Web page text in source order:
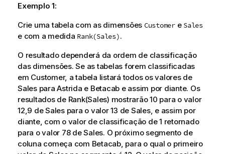
Exemplo 1:
Crie uma tabela com as dimensões Customere Sales
e com a medida Rank(Sales).
O resultado dependerá da ordem de classificação
das dimensões. Se as tabelas forem classificadas
em Customer, a tabela listará todos os valores de
SalesparaAstrida e Betacab e assim por diante. Os
resultados de Rank(Sales) mostrarão 10 para o valor
12,9 deSalespara o valor 13 de Sales, e assim por
diante, com o valor de classificação de 1 retornado
para o valor 78 deSales. O próximo segmento de
coluna começa com Betacab, para o qual o primeiro